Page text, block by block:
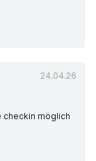
24.04.26
checkin möglich